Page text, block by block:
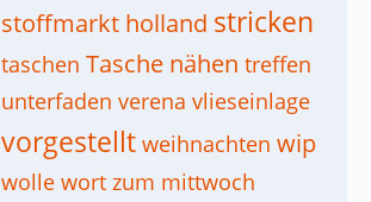
stoffmarkt holland stricken
taschen Tasche nähen treffen
unterfaden verena vlieseinlage
vorgestellt weihnachten wip
wolle wort zum mittwoch